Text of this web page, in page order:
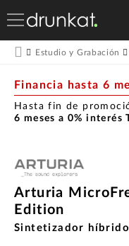
Estudio y Grabación
Financia hasta 6
Hasta fin de
6 meses a 0% interés
Arturia
Edition
Sintetizador híbrido